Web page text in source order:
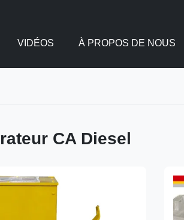
VIDÉOS À PROPOS DE NOUS
CA Diesel